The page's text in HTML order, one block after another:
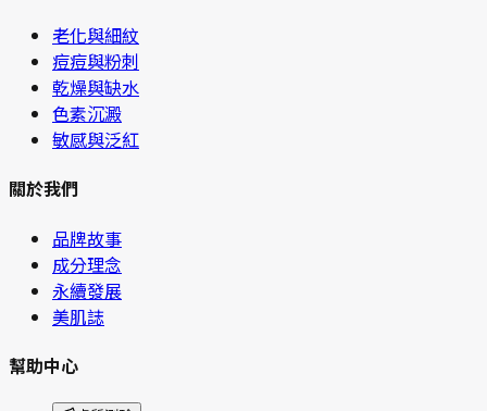
老化與細紋
痘痘與粉刺
乾燥與缺水
色素沉澱
敏感與泛紅
關於我們
品牌故事
成分理念
永續發展
美肌誌
幫助中心